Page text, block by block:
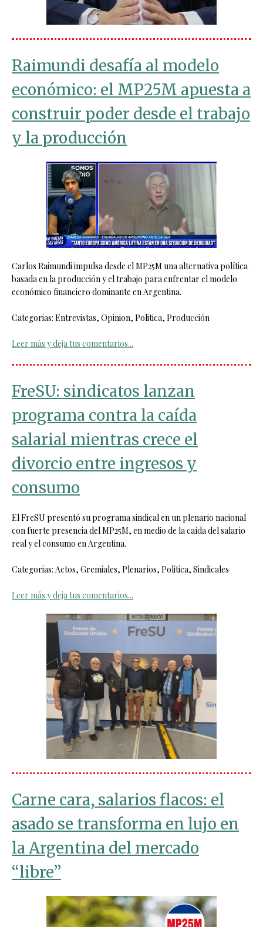
Raimundi desafía al modelo
económico: el MP25M apuesta a
construir poder desde el trabajo
y la producción
Carlos Raimundi impulsa desde el MP25M una alternativa política
basada en la producción y el trabajo para enfrentar el modelo
económico financiero dominante en Argentina.
Categorias: Entrevistas, Opinion, Politica, Producción
Leer más y deja tus comentarios...
FreSU: sindicatos lanzan
programa contra la caída
salarial mientras crece el
divorcio entre ingresos y
consumo
El FreSU presentó su programa sindical en un plenario nacional
con fuerte presencia del MP25M, en medio de la caída del salario
real y el consumo en Argentina.
Categorias: Actos, Gremiales, Plenarios, Politica, Sindicales
Leer más y deja tus comentarios...
Carne cara, salarios flacos: el
asado se transforma en lujo en
la Argentina del mercado
“libre”